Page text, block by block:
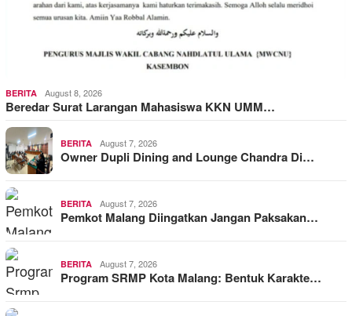
BERITA August 8, 2026
Beredar Surat Larangan Mahasiswa KKN UMM…
BERITA August 7, 2026
Owner Dupli Dining and Lounge Chandra Di…
BERITA August 7, 2026
Pemkot Malang Diingatkan Jangan Paksakan…
BERITA August 7, 2026
Program SRMP Kota Malang: Bentuk Karakte…